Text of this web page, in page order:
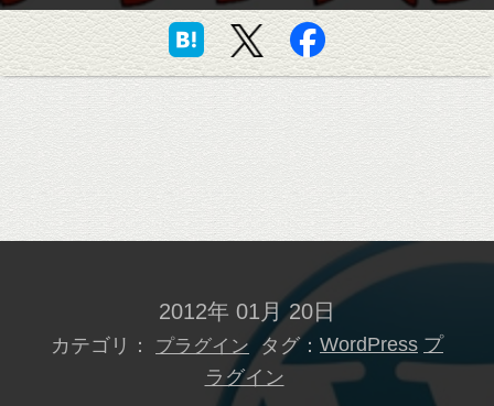
2012年 01月 20日
カテゴリ： プラグイン タグ： WordPress プ
ラグイン